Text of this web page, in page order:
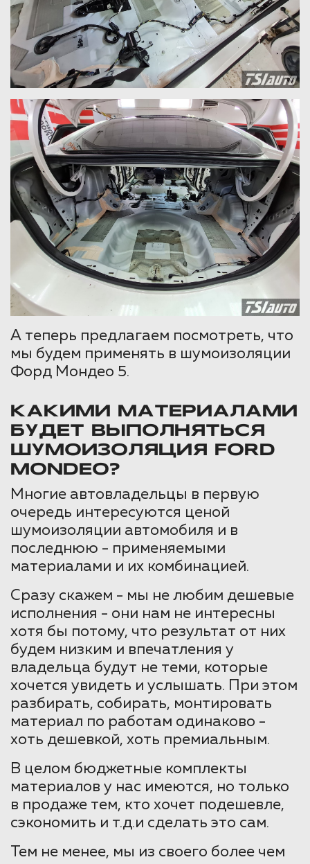
А теперь предлагаем посмотреть, что
мы будем применять в шумоизоляции
Форд Мондео 5.
КАКИМИ МАТЕРИАЛАМИ
БУДЕТ ВЫПОЛНЯТЬСЯ
ШУМОИЗОЛЯЦИЯ FORD
MONDEO?
Многие автовладельцы в первую
очередь интересуются ценой
шумоизоляции автомобиля и в
последнюю - применяемыми
материалами и их комбинацией.
Сразу скажем - мы не любим дешевые
исполнения - они нам не интересны
хотя бы потому, что результат от них
будем низким и впечатления у
владельца будут не теми, которые
хочется увидеть и услышать. При этом
разбирать, собирать, монтировать
материал по работам одинаково -
хоть дешевкой, хоть премиальным.
В целом бюджетные комплекты
материалов у нас имеются, но только
в продаже тем, кто хочет подешевле,
сэкономить и т.д.и сделать это сам.
Тем не менее, мы из своего более чем